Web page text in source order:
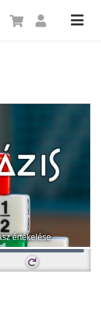
értékelése.